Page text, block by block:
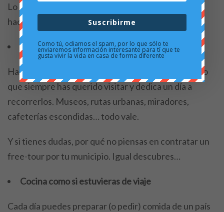
Lo importante es que sea algo diferente de lo que
haces normalmente.
Turismo local
Haz una lista de sitios de tu ciudad que no conoces o
que siempre has querido visitar y dedica un día a
recorrerlos. Museos, rutas urbanas, miradores,
cafeterías escondidas… todo vale.
Y si tienes dudas, por qué no piensas en contratar un
free-tour por tu municipio. Igual descubres…
Cocina como si estuvieras de viaje
Cada día puedes preparar (o pedir) comida de un país
Suscribirme
Como tú, odiamos el spam, por lo que sólo te
enviaremos información interesante para tí que te
gusta vivir la vida en casa de forma diferente